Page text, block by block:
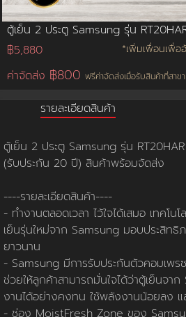
ตู้เย็น 2 ประตู Samsung รุ่น
฿5,880
*เพิ่มเพื่อนเพื่อ
ค่าจัดส่ง ฿800 ฟรีค่าจัดส่งเมื่อรับสินค้าที่สาขา
รายละเอียดสินค้า
แคตตาล็อค
การชำระเงิน
ทวียนต์ 53 สาขา
ผลงานของเรา
สมัครงาน